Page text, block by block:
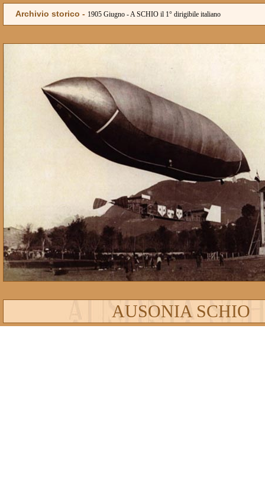
Archivio storico - 1905 Giugno - A SCHIO il 1° dirigibile italiano
AUSONIA SCHIO